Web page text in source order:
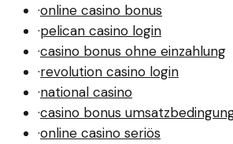
·online casino bonus
·pelican casino login
·casino bonus ohne einzahlung
·revolution casino login
·national casino
·casino bonus
·online casino seriös